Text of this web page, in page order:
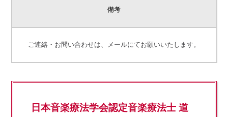
備考
ご連絡・お問い合わせは、メールにてお願いいたします。
日本音楽療法学会認定音楽療法士 道